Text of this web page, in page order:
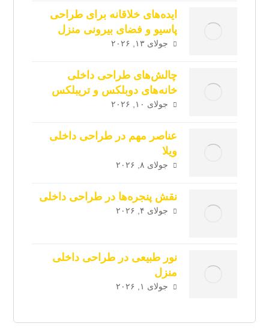
ایده‌های خلاقانه برای طراحی
پاسیو و فضای بیرونی منزل
جولای ۱۳, ۲۰۲۶
چالش‌های طراحی داخلی
خانه‌های دوبلکس و تریبلکس
جولای ۱۰, ۲۰۲۶
عناصر مهم در طراحی داخلی
ویلا
جولای ۸, ۲۰۲۶
نقش پنجره‌ها در طراحی داخلی
جولای ۴, ۲۰۲۶
نور طبیعی در طراحی داخلی
منزل
جولای ۱, ۲۰۲۶